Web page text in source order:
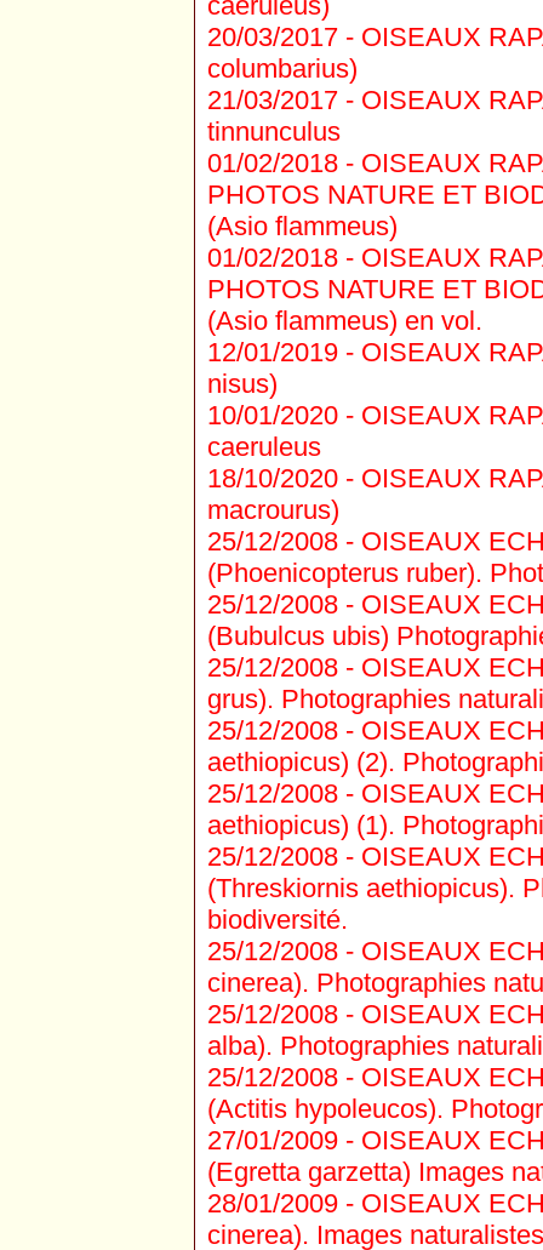
20/03/2017 - OISEAUX
columbarius)
21/03/2017 - OISEAUX
tinnunculus
01/02/2018 - OISEAUX
PHOTOS NATURE ET
(Asio flammeus)
01/02/2018 - OISEAUX
PHOTOS NATURE ET
(Asio flammeus) en vol.
12/01/2019 - OISEAUX
nisus)
10/01/2020 - OISEAUX
caeruleus
18/10/2020 - OISEAUX
macrourus)
25/12/2008 - OISEAUX
(Phoenicopterus ruber).
25/12/2008 - OISEAUX
(Bubulcus ubis)
25/12/2008 - OISEAUX
grus). Photographies
25/12/2008 - OISEAUX
aethiopicus) (2).
25/12/2008 - OISEAUX
aethiopicus) (1).
25/12/2008 - OISEAUX
(Threskiornis aethiopicus).
biodiversité.
25/12/2008 - OISEAUX
cinerea). Photographies
25/12/2008 - OISEAUX
alba). Photographies
25/12/2008 - OISEAUX
(Actitis hypoleucos).
27/01/2009 - OISEAUX
(Egretta garzetta) Images
28/01/2009 - OISEAUX
cinerea). Images